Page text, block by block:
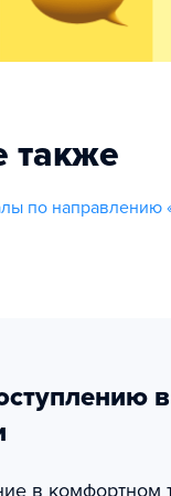
также
по направлению
в комфортном